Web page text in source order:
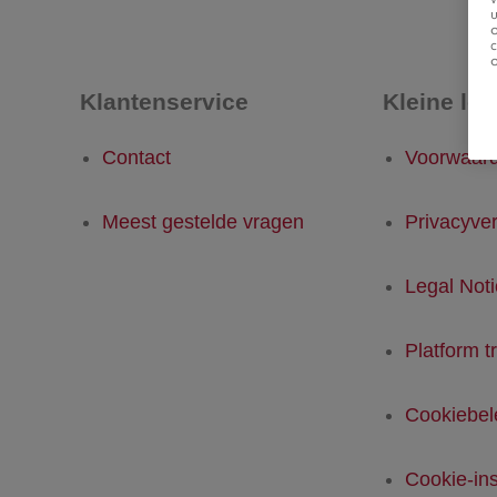
Klantenservice
Contact
Meest gestelde vragen
Kleine
Legal
Platform
Cookie-